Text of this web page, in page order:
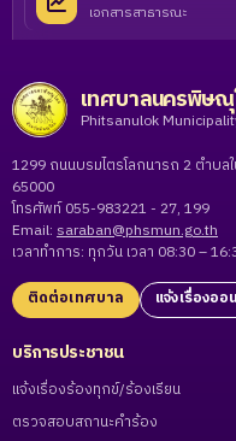
เอกสารสาธารณะ
เทศบาลนครพิษณุ
Phitsanulok
1299 ถนนบรมไตรโลกนารถ 2 ตำบ
65000
โทรศัพท์ 055-983221 - 27, 199
Email: saraban@phsmun.go.th
เวลาทำการ: ทุกวัน เวลา 08:30 –
ติดต่อเทศบาล แจ้งเรื่องออ
บริการประชาชน
แจ้งเรื่องร้องทุกข์/ร้องเรียน
ตรวจสอบสถานะคำร้อง